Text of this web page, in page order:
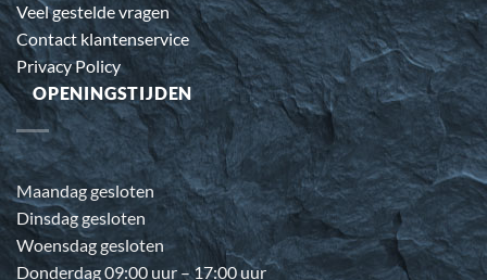
Veel gestelde vragen
Contact klantenservice
Privacy Policy
OPENINGSTIJDEN
Maandag gesloten
Dinsdag gesloten
Woensdag gesloten
Donderdag 09:00 uur – 17:00 uur